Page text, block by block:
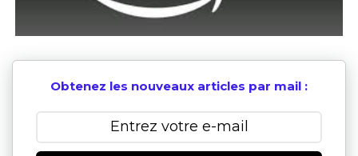
Obtenez les nouveaux articles par mail :